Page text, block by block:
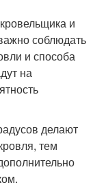
и
соблюдать
и способа
на
делают
тем